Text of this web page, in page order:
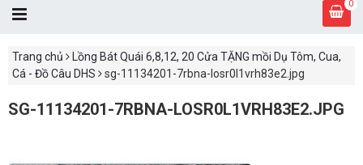
0
Trang chủ
Lồng Bát Quái 6,8,12, 20 Cửa TẶNG mồi Dụ Tôm, Cua,
Cá - Đồ Câu DHS
sg-11134201-7rbna-losr0l1vrh83e2.jpg
SG-11134201-7RBNA-LOSR0L1VRH83E2.JPG